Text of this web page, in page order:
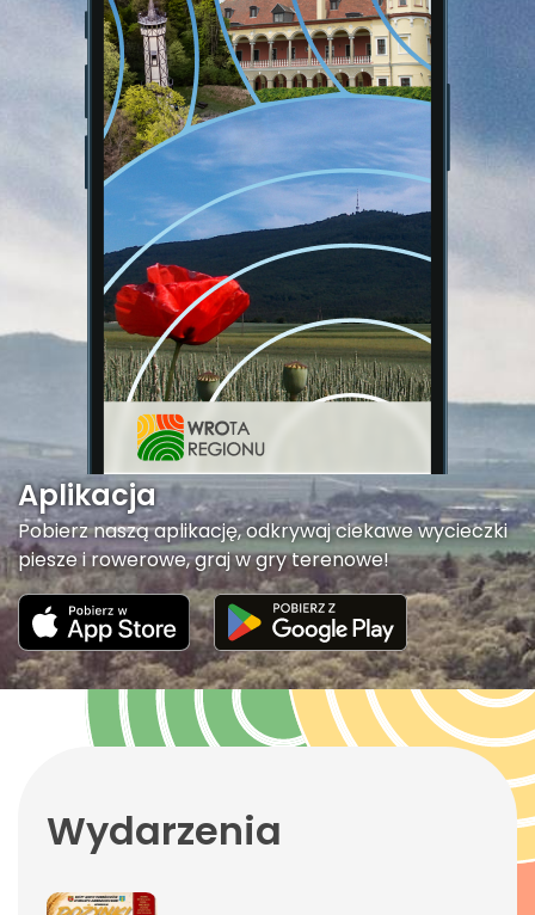
Aplikacja
Pobierz naszą aplikację, odkrywaj ciekawe wycieczki
piesze i rowerowe, graj w gry terenowe!
Wydarzenia